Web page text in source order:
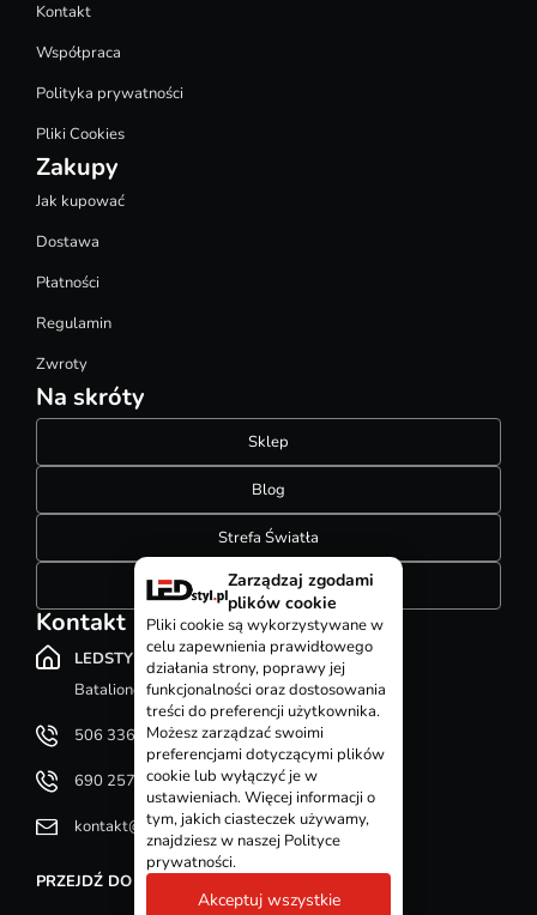
Kontakt
Współpraca
Polityka prywatności
Pliki Cookies
Zakupy
Jak kupować
Dostawa
Płatności
Regulamin
Zwroty
Na skróty
Sklep
Blog
Strefa Światła
Konfigurator szynoprzewodów
Kontakt
LEDSTYL.pl
Batalionów Chłopskich 12, 94-058 Łódź
506 336 320
690 257 092
kontakt@ledstyl.pl
PRZEJDŹ DO DZIAŁU KONTAKT
Zarządzaj zgodami
plików cookie
Pliki cookie są wykorzystywane w
celu zapewnienia prawidłowego
działania strony, poprawy jej
funkcjonalności oraz dostosowania
treści do preferencji użytkownika.
Możesz zarządzać swoimi
preferencjami dotyczącymi plików
cookie lub wyłączyć je w
ustawieniach. Więcej informacji o
tym, jakich ciasteczek używamy,
znajdziesz w naszej Polityce
prywatności.
Akceptuj wszystkie